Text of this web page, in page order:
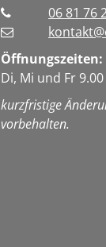
06 81 76
Öffnungszeiten:
Di, Mi und Fr
kurzfristige
vorbehalten.